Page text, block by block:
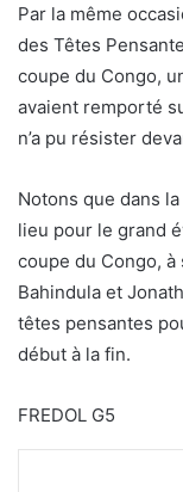
Par la même
des Têtes
coupe du Congo,
avaient remporté
n’a pu résister
Notons que dans
lieu pour le grand
coupe du Congo,
Bahindula et
têtes pensantes
début à la fin.
FREDOL G5